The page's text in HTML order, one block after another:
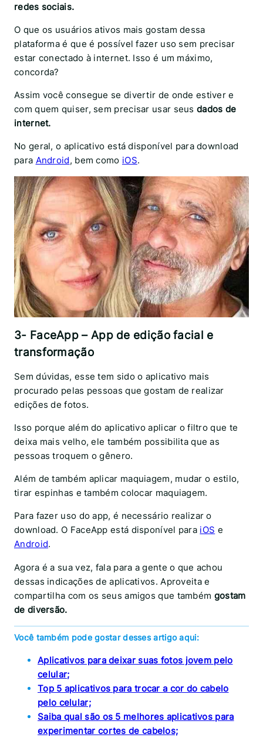
redes sociais.
O que os usuários ativos mais gostam dessa
plataforma é que é possível fazer uso sem precisar
estar conectado à internet. Isso é um máximo,
concorda?
Assim você consegue se divertir de onde estiver e
com quem quiser, sem precisar usar seus dados de
internet.
No geral, o aplicativo está disponível para download
para Android, bem como iOS.
3- FaceApp – App de edição facial e
transformação
Sem dúvidas, esse tem sido o aplicativo mais
procurado pelas pessoas que gostam de realizar
edições de fotos.
Isso porque além do aplicativo aplicar o filtro que te
deixa mais velho, ele também possibilita que as
pessoas troquem o gênero.
Além de também aplicar maquiagem, mudar o estilo,
tirar espinhas e também colocar maquiagem.
Para fazer uso do app, é necessário realizar o
download. O FaceApp está disponível para iOS e
Android.
Agora é a sua vez, fala para a gente o que achou
dessas indicações de aplicativos. Aproveita e
compartilha com os seus amigos que também gostam
de diversão.
Você também pode gostar desses artigo aqui:
Aplicativos para deixar suas fotos jovem pelo
celular;
Top 5 aplicativos para trocar a cor do cabelo
pelo celular;
Saiba qual são os 5 melhores aplicativos para
experimentar cortes de cabelos;